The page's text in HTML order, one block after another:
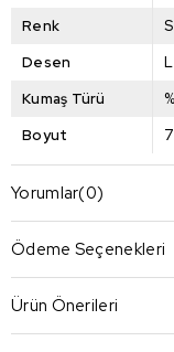
Renk
Desen
Kumaş Türü
Boyut
Yorumlar(0)
Ödeme Seçenekleri
Ürün Önerileri